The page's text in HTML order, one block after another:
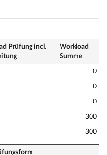
Prüfung incl.
Workload
Summe
0
0
0
300
300